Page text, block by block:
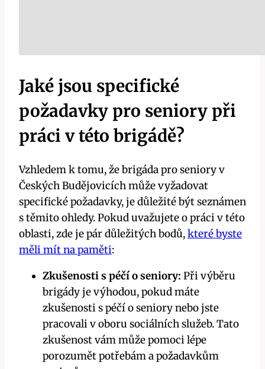
Jaké jsou specifické
požadavky pro seniory při
práci v této brigádě?
Vzhledem k tomu, že brigáda pro seniory v
Českých Budějovicích může vyžadovat
specifické požadavky, je důležité být seznámen
s těmito ohledy. Pokud uvažujete o práci v této
oblasti, zde je pár důležitých bodů,které byste
měli mít na paměti:
Zkušenosti s péčí o seniory: Při výběru
brigády je výhodou, pokud máte
zkušenosti s péčí o seniory nebo jste
pracovali v oboru sociálních služeb. Tato
zkušenost vám může pomoci lépe
porozumět potřebám a požadavkům